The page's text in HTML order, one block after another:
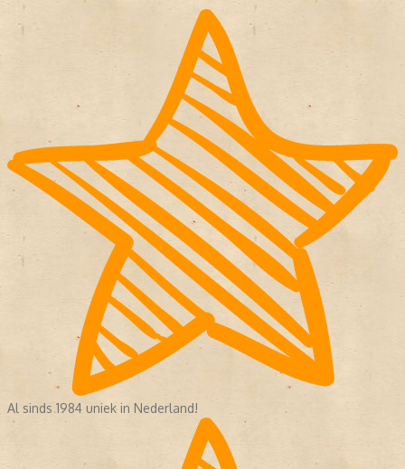
Al sinds 1984 uniek in Nederland!